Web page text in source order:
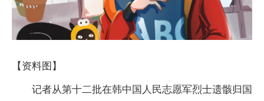
【资料图】
记者从第十二批在韩中国人民志愿军烈士遗骸归国